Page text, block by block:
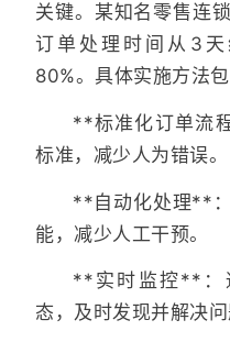
关键。某知名零售连
订单处理时间从3
80%。具体实施方法包
**标准化订单流
标准，减少人为错误。
**自动化处理**
能，减少人工干预。
**实时监控**：
态，及时发现并解决问